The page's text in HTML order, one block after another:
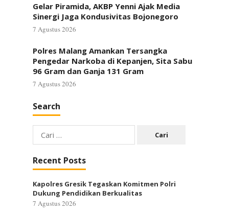
Gelar Piramida, AKBP Yenni Ajak Media
Sinergi Jaga Kondusivitas Bojonegoro
7 Agustus 2026
Polres Malang Amankan Tersangka
Pengedar Narkoba di Kepanjen, Sita Sabu
96 Gram dan Ganja 131 Gram
7 Agustus 2026
Search
Cari
untuk:
Recent Posts
Kapolres Gresik Tegaskan Komitmen Polri
Dukung Pendidikan Berkualitas
7 Agustus 2026